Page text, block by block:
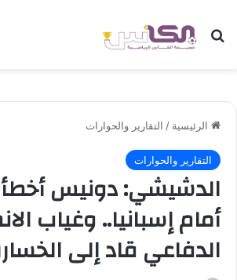
بحث عن
الرئيسية / التقارير والحوارات
التقارير والحوارات
الدشيشي: دونيس أخطأ
أمام إسبانيا.. وغياب
الدفاعي قاد إلى